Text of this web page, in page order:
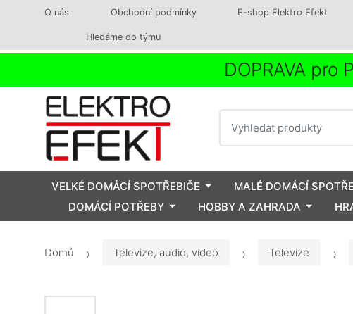
O nás Obchodní podmínky E-shop Elektro Efekt
Hledáme do týmu
DOPRAVA pro
VELKÉ DOMÁCÍ SPOTŘEBIČE MALÉ DOMÁCÍ
DOMÁCÍ POTŘEBY
HOBBY A ZAHRADA
Domů Televize, audio, video Televize